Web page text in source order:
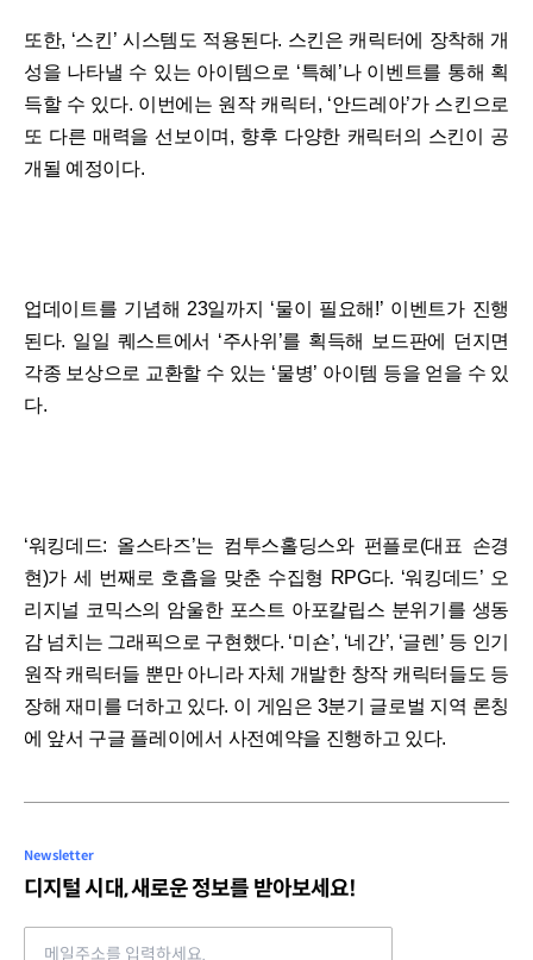
또한, ‘스킨’ 시스템도 적용된다. 스킨은 캐릭터에 장착해 개
성을 나타낼 수 있는 아이템으로 ‘특혜’나 이벤트를 통해 획
득할 수 있다. 이번에는 원작 캐릭터, ‘안드레아’가 스킨으로
또 다른 매력을 선보이며, 향후 다양한 캐릭터의 스킨이 공
개될 예정이다.
업데이트를 기념해 23일까지 ‘물이 필요해!’ 이벤트가 진행
된다. 일일 퀘스트에서 ‘주사위’를 획득해 보드판에 던지면
각종 보상으로 교환할 수 있는 ‘물병’ 아이템 등을 얻을 수 있
다.
‘워킹데드: 올스타즈’는 컴투스홀딩스와 펀플로(대표 손경
현)가 세 번째로 호흡을 맞춘 수집형 RPG다. ‘워킹데드’ 오
리지널 코믹스의 암울한 포스트 아포칼립스 분위기를 생동
감 넘치는 그래픽으로 구현했다. ‘미숀’, ‘네간’, ‘글렌’ 등 인기
원작 캐릭터들 뿐만 아니라 자체 개발한 창작 캐릭터들도 등
장해 재미를 더하고 있다. 이 게임은 3분기 글로벌 지역 론칭
에 앞서 구글 플레이에서 사전예약을 진행하고 있다.
Newsletter
디지털 시대, 새로운 정보를 받아보세요!
Email address